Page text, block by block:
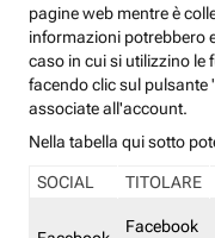
pagine web mentre è
informazioni potrebbero
caso in cui si utilizzino le
facendo clic sul
associate all'account.
Nella tabella qui sotto
SOCIAL TITOLARE
Facebook